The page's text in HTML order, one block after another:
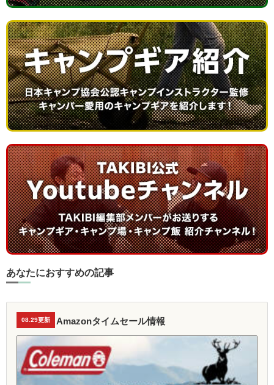
あなたにおすすめの記事
08.29更新 Amazonタイムセール情報